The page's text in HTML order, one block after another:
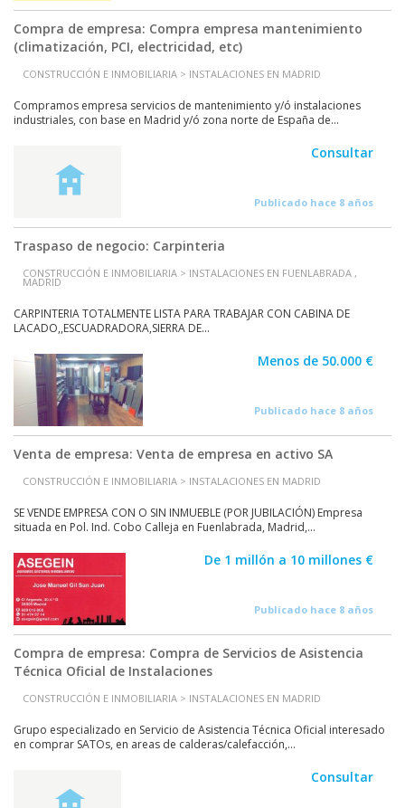
Compra de empresa: Compra empresa mantenimiento
(climatización, PCI, electricidad, etc)
CONSTRUCCIÓN E INMOBILIARIA > INSTALACIONES EN MADRID
Compramos empresa servicios de mantenimiento y/ó instalaciones
industriales, con base en Madrid y/ó zona norte de España de...
Consultar
Publicado hace 8 años
Traspaso de negocio: Carpinteria
CONSTRUCCIÓN E INMOBILIARIA > INSTALACIONES EN FUENLABRADA ,
MADRID
CARPINTERIA TOTALMENTE LISTA PARA TRABAJAR CON CABINA DE
LACADO,,ESCUADRADORA,SIERRA DE...
Menos de 50.000 €
Publicado hace 8 años
Venta de empresa: Venta de empresa en activo SA
CONSTRUCCIÓN E INMOBILIARIA > INSTALACIONES EN MADRID
SE VENDE EMPRESA CON O SIN INMUEBLE (POR JUBILACIÓN) Empresa
situada en Pol. Ind. Cobo Calleja en Fuenlabrada, Madrid,...
De 1 millón a 10 millones €
Publicado hace 8 años
Compra de empresa: Compra de Servicios de Asistencia
Técnica Oficial de Instalaciones
CONSTRUCCIÓN E INMOBILIARIA > INSTALACIONES EN MADRID
Grupo especializado en Servicio de Asistencia Técnica Oficial interesado
en comprar SATOs, en areas de calderas/calefacción,...
Consultar